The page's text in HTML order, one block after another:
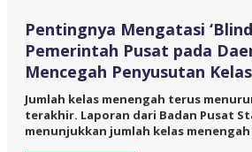
Pentingnya Mengatasi
Pemerintah Pusat pada
Mencegah Penyusutan
Jumlah kelas menengah terus
terakhir. Laporan dari Badan Pusat
menunjukkan jumlah kelas menengah